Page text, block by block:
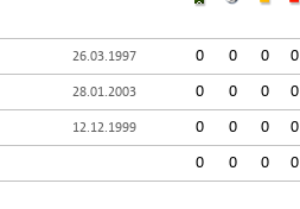
26.03.1997 0 0 0 0
28.01.2003 0 0 0 0
12.12.1999 0 0 0 0
0 0 0 0